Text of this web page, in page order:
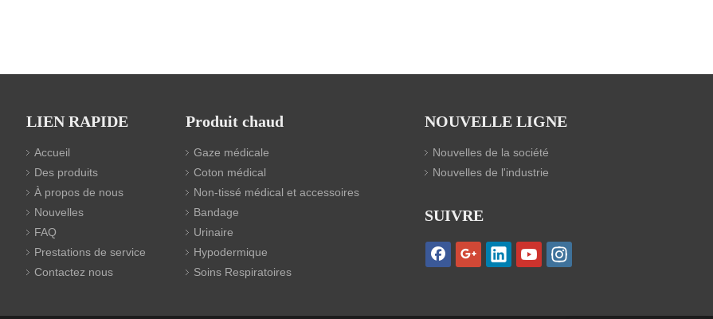
LIEN RAPIDE
Accueil
Des produits
À propos de nous
Nouvelles
FAQ
Prestations de service
Contactez nous
Produit chaud
Gaze médicale
Coton médical
Non-tissé médical et accessoires
Bandage
Urinaire
Hypodermique
Soins Respiratoires
NOUVELLE LIGNE
Nouvelles de la société
Nouvelles de l'industrie
SUIVRE